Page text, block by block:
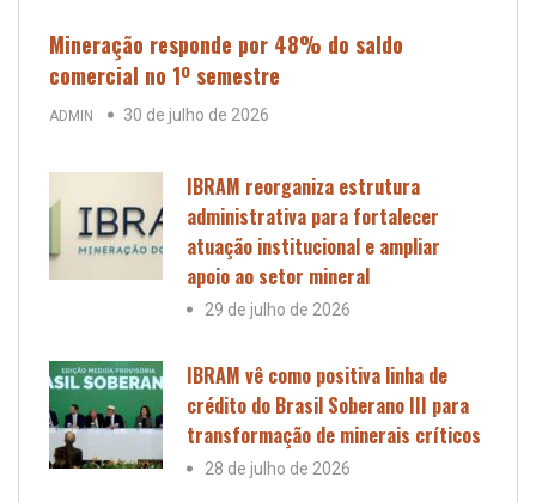
Mineração responde por 48% do saldo
comercial no 1º semestre
ADMIN 30 de julho de 2026
IBRAM reorganiza estrutura
administrativa para fortalecer
atuação institucional e ampliar
apoio ao setor mineral
29 de julho de 2026
IBRAM vê como positiva linha de
crédito do Brasil Soberano III para
transformação de minerais críticos
28 de julho de 2026